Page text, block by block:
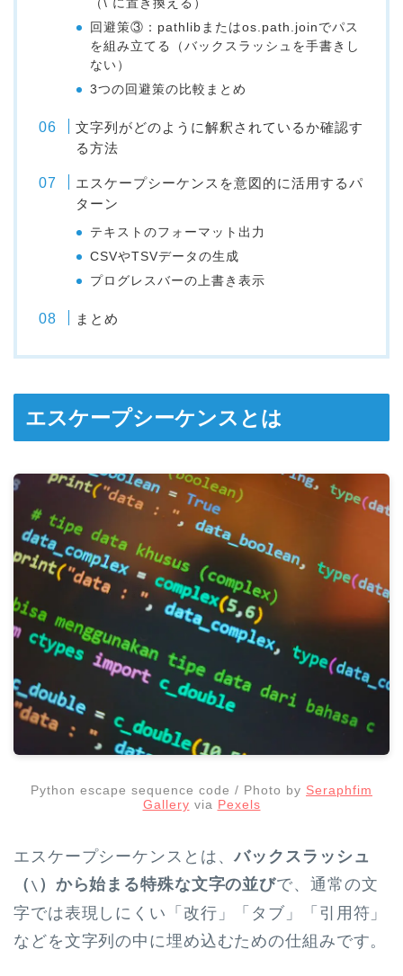
（\ に置き換える）
回避策③：pathlibまたはos.path.joinでパス
を組み立てる（バックスラッシュを手書きし
ない）
3つの回避策の比較まとめ
文字列がどのように解釈されているか確認す
る方法
エスケープシーケンスを意図的に活用するパ
ターン
テキストのフォーマット出力
CSVやTSVデータの生成
プログレスバーの上書き表示
まとめ
エスケープシーケンスとは
Python escape sequence code / Photo by Seraphfim
Gallery via Pexels
エスケープシーケンスとは、バックスラッシュ
（ \ ）から始まる特殊な文字の並びで、通常の文
字では表現しにくい「改行」「タブ」「引用符」
などを文字列の中に埋め込むための仕組みです。